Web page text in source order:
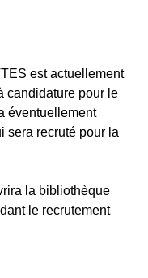
est actuellement
candidature pour le
éventuellement
sera recruté pour la
la bibliothèque
le recrutement